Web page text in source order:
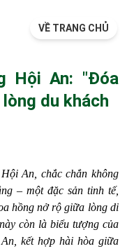
VỀ TRANG CHỦ
Hội An: "Đóa
du khách
An, chắc chắn không
– một đặc sản tinh tế,
hồng nở rộ giữa lòng di
còn là biểu tượng của
kết hợp hài hòa giữa